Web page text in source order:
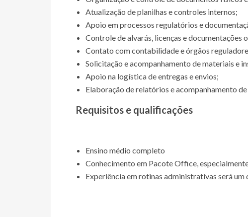
Atualização de planilhas e controles internos;
Apoio em processos regulatórios e
Controle de alvarás, licenças e documentações
Contato com contabilidade e órgãos
Solicitação e acompanhamento de materiais e
Apoio na logística de entregas e envios;
Elaboração de relatórios e acompanhamento
Requisitos e qualificações
Ensino médio completo
Conhecimento em Pacote Office,
Experiência em rotinas administrativas será um